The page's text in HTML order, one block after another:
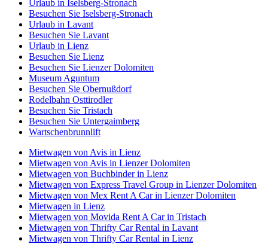
Urlaub in Iselsberg-Stronach
Besuchen Sie Iselsberg-Stronach
Urlaub in Lavant
Besuchen Sie Lavant
Urlaub in Lienz
Besuchen Sie Lienz
Besuchen Sie Lienzer Dolomiten
Museum Aguntum
Besuchen Sie Obernußdorf
Rodelbahn Osttirodler
Besuchen Sie Tristach
Besuchen Sie Untergaimberg
Wartschenbrunnlift
Mietwagen von Avis in Lienz
Mietwagen von Avis in Lienzer Dolomiten
Mietwagen von Buchbinder in Lienz
Mietwagen von Express Travel Group in Lienzer Dolomiten
Mietwagen von Mex Rent A Car in Lienzer Dolomiten
Mietwagen in Lienz
Mietwagen von Movida Rent A Car in Tristach
Mietwagen von Thrifty Car Rental in Lavant
Mietwagen von Thrifty Car Rental in Lienz